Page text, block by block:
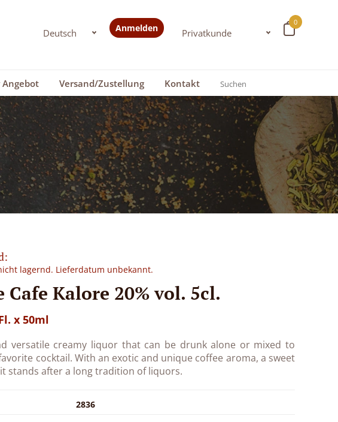
0
Anmelden
Angebot Versand/Zustellung Kontakt
lagernd. Lieferdatum unbekannt.
Cafe Kalore 20% vol. 5cl.
x 50ml
versatile creamy liquor that can be drunk alone or mixed to
cocktail. With an exotic and unique coffee aroma, a sweet
stands after a long tradition of liquors.
2836